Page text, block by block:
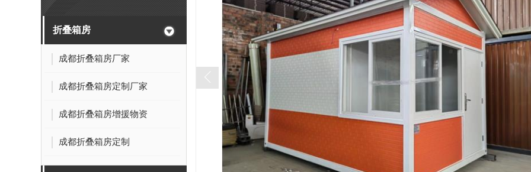
折叠箱房
成都折叠箱房厂家
成都折叠箱房定制厂家
成都折叠箱房增援物资
成都折叠箱房定制